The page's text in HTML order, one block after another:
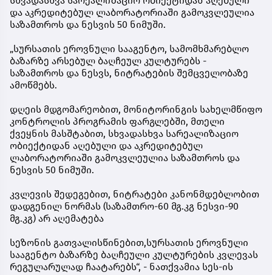
და აკრედიტებულ ლაბორატორიაში გამოკვლეულია
საზამთროს და ნესვის 50 ნიმუში.
„სურსათის ეროვნული სააგენტო, სამომხმარებლო
ბაზარზე არსებულ ბაღჩეულ კულტურებს -
საზამთროს და ნესვს, ნიტრატების შემცველობაზე
ამოწმებს.
დღეის მდგომარეობით, მონიტორინგის სახელმწიფო
კონტროლის პროგრამის ფარგლებში, მთელი
ქვეყნის მასშტაბით, სხვადასხვა სარეალიზაციო
ობიექტიდან აღებული და აკრედიტებულ
ლაბორატორიაში გამოკვლეულია საზამთროს და
ნესვის 50 ნიმუში.
კვლევის შედეგებით, ნიტრატები კანონმდებლობით
დადგენილ ნორმას (საზამთრო-60 მგ.კგ ნესვი-90
მგ.კგ) არ აღემატება
სეზონის გათვალისწინებით,სურსათის ეროვნული
სააგენტო ბაზარზე ბაღჩეული კულტურების კვლევას
რეგულარულად ჩაატარებს“, - ნათქვამია სეს-ის